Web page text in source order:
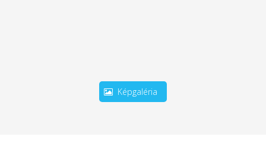
Képgaléria